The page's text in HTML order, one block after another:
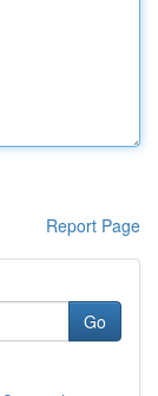
Report Page
Go